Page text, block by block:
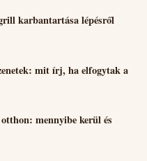
karbantartása lépésről
mit írj, ha elfogytak a
mennyibe kerül és